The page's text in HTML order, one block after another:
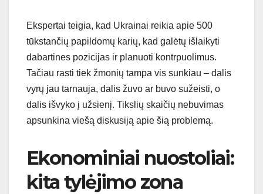
Ekspertai teigia, kad Ukrainai reikia apie 500
tūkstančių papildomų karių, kad galėtų išlaikyti
dabartines pozicijas ir planuoti kontrpuolimus.
Tačiau rasti tiek žmonių tampa vis sunkiau – dalis
vyrų jau tarnauja, dalis žuvo ar buvo sužeisti, o
dalis išvyko į užsienį. Tikslių skaičių nebuvimas
apsunkina viešą diskusiją apie šią problemą.
Ekonominiai nuostoliai:
kita tylėjimo zona